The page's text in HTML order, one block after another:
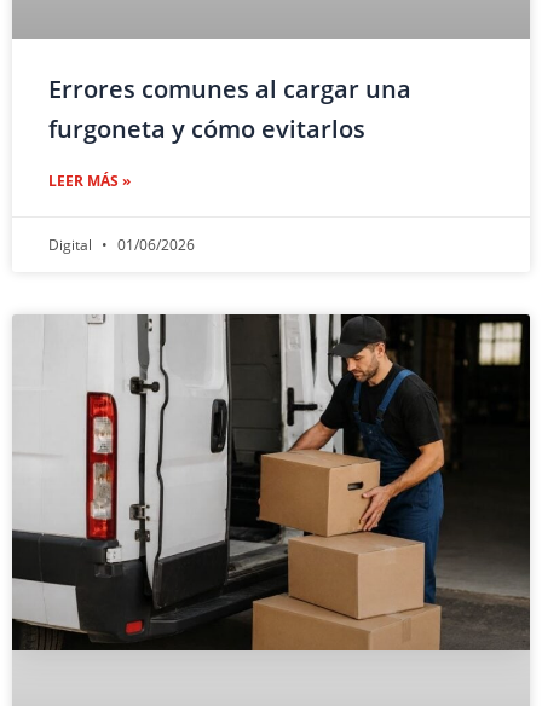
Errores comunes al cargar una
furgoneta y cómo evitarlos
LEER MÁS »
Digital 01/06/2026